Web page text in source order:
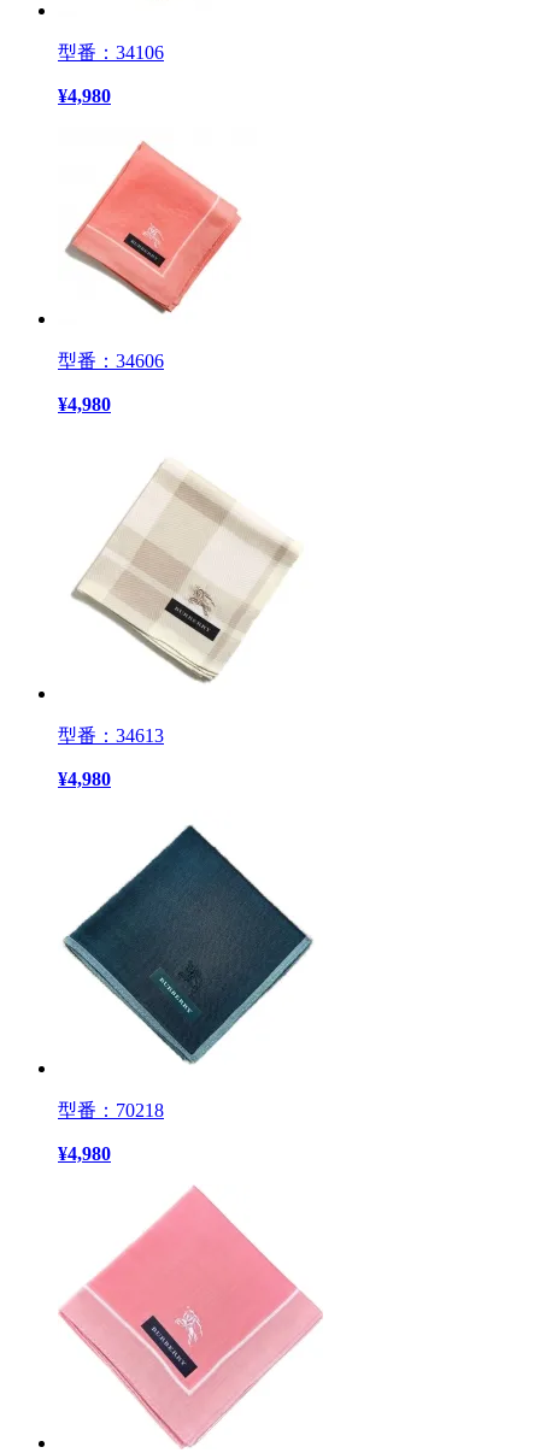
型番：34106
¥4,980
型番：34606
¥4,980
型番：34613
¥4,980
型番：70218
¥4,980